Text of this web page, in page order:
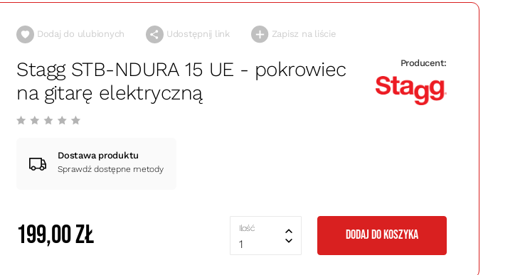
Dodaj do ulubionych Udostępnij link Zapisz na liście
Stagg STB-NDURA 15 UE - pokrowiec
na gitarę elektryczną
Dostawa produktu
Sprawdź dostępne metody
Producent:
199,00 zł Ilość
1
DODAJ DO KOSZYKA